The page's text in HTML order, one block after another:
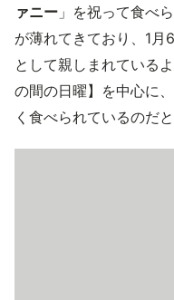
ァニー 」を祝って食べ
が薄れてきており、1月
として親しまれている
の間の日曜】を中心に
く食べられているのだと